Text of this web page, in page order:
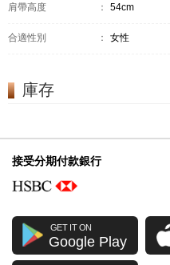
肩帶高度 ： 54cm
合適性別 ： 女性
庫存
接受分期付款銀行
GET IT ON
Google Play